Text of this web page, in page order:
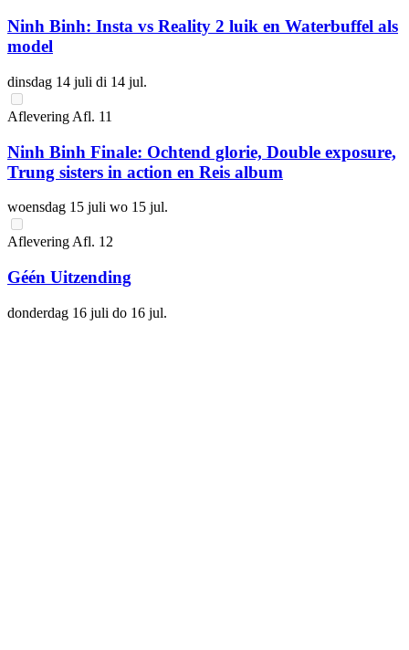
Ninh Binh: Insta vs Reality 2 luik en Waterbuffel als
model
dinsdag 14 juli di 14 jul.
Aflevering Afl. 11
Ninh Binh Finale: Ochtend glorie, Double exposure,
Trung sisters in action en Reis album
woensdag 15 juli wo 15 jul.
Aflevering Afl. 12
Géén Uitzending
donderdag 16 juli do 16 jul.